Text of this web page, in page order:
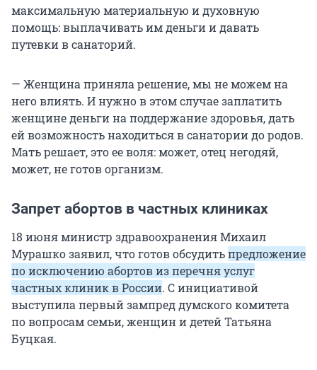
максимальную материальную и духовную
помощь: выплачивать им деньги и давать
путевки в санаторий.
— Женщина приняла решение, мы не можем на
него влиять. И нужно в этом случае заплатить
женщине деньги на поддержание здоровья, дать
ей возможность находиться в санатории до родов.
Мать решает, это ее воля: может, отец негодяй,
может, не готов организм.
Запрет абортов в частных клиниках
18 июня министр здравоохранения Михаил
Мурашко заявил, что готов обсудитьпредложение
по исключению абортов из перечня услуг
частных клиник в России. С инициативой
выступила первый зампред думского комитета
по вопросам семьи, женщин и детей Татьяна
Буцкая.